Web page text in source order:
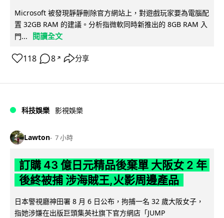
Microsoft 被發現靜靜刪除官方網站上，對遊戲玩家要為電腦配
置 32GB RAM 的建議。分析指微軟同時新推出的 8GB RAM 入
門...
閱讀全文
118 8 ↗ 分享
科技娛樂 影視娛樂
Lawton 7 小時
訂購 43 億日元精品後棄單 大阪女 2 年
後終被捕 涉海賊王,火影周邊產品
日本警視廳神田署 8 月 6 日公布，拘捕一名 32 歲大阪女子，
指她涉嫌在出版巨頭集英社旗下官方網店「JUMP